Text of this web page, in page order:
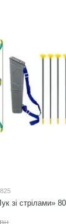
зі стрілами»